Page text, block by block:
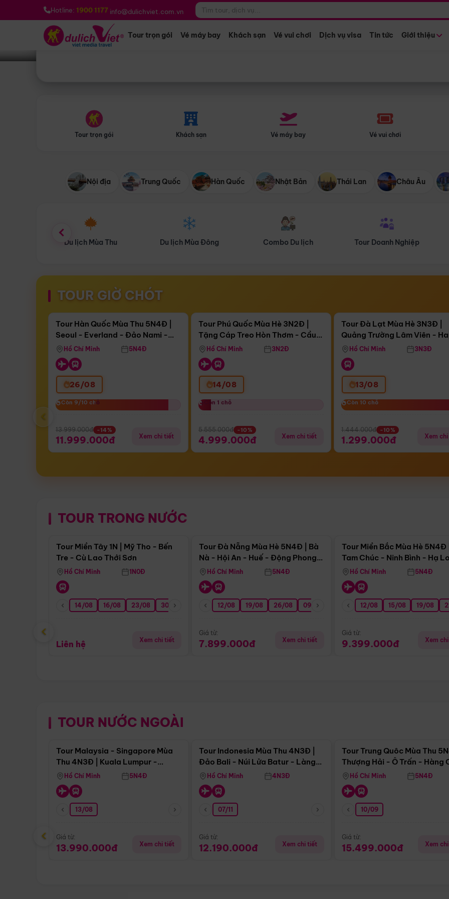
Hotline: 1900 1177 info@dulichviet.com.vn
Tour trọn gói Vé máy bay Khách sạn Vé vui chơi Dịch vụ visa Tin tức Giới thiệu
Bạn muốn đi đâu? *
Tour trọn gói Khách sạn Vé máy bay Vé vui chơi
Nội địa Trung Quốc Hàn Quốc Nhật Bản Thái Lan Châu Âu
Du lịch Mùa Đông Combo Du lịch Tour Doanh Nghiệp Du lịch Hành Hương
TOUR GIỜ CHÓT
Còn17 ngày 09:25:45
Bay Sun Phuquoc Airways
Điểm nổi bật
Tour Hàn Quốc Mùa Thu 5N4Đ |
Seoul - Everland - Đảo Nami -
Tháp Namsan (Bay Sun Phuquoc
Airways)
Hồ Chí Minh 5N4Đ
26/08
Còn 9/10 chỗ
Còn 9/10 chỗ
13.999.000đ -14%
11.999.000đ Xem chi tiết
Còn05 ngày 09:25:45
Tặng Cáp Treo Hòn Thơm
Tour Phú Quốc Mùa Hè 3N2Đ |
Tặng Cáp Treo Hòn Thơm - Cầu
Hôn - Công Viên Nước Aquatopia
Hồ Chí Minh 3N2Đ
14/08
Còn 1 chỗ
Còn 1 chỗ
5.555.000đ -10%
4.999.000đ Xem chi tiết
Còn04 ngày 09:25:45
Tour Đà Lạt Mùa Hè 3N3Đ |
Quảng Trường Lâm Viên -
Hill - Puppy Farm
Hồ Chí Minh 3N3Đ
13/08
Còn 10 chỗ
Còn 10 chỗ
1.444.000đ -10%
1.299.000đ Xem
‹
TOUR TRONG NƯỚC
Điểm nổi bật
Tour Miền Tây 1N | Mỹ Tho - Bến
Tre - Cù Lao Thới Sơn
Hồ Chí Minh 1N0Đ
14/08 16/08 23/08 30/08 06/09 13/09 20/09 27/09
Liên hệ Xem chi tiết
Tour Đà Nẵng Mùa Hè 5N4Đ | Bà
Nà - Hội An - Huế - Động Phong
NhaHồ Chí Minh 5N4Đ
12/08 19/08 26/08 09/09 16/09 23/09 30/09 07/10
Giá từ:
7.899.000đ Xem chi tiết
Tour Miền Bắc Mùa Hè 5N4Đ |
Tam Chúc - Ninh Bình - Hạ
Hồ Chí Minh 5N4Đ
12/08 15/08 19/08
Giá từ:
9.399.000đ Xem
‹
TOUR NƯỚC NGOÀI
Điểm nổi bật
Tour Malaysia - Singapore Mùa
Thu 4N3Đ | Kuala Lumpur -
Malacca - Johor Baru -
Singapore
Hồ Chí Minh 5N4Đ
13/08
Giá từ:
13.990.000đ Xem chi tiết
Tour Indonesia Mùa Thu 4N3Đ |
Đảo Bali - Núi Lửa Batur - Làng
Penglipuran
Hồ Chí Minh 4N3Đ
07/11
Giá từ:
12.190.000đ Xem chi tiết
Tour Trung Quôc Mùa Thu
Thượng Hải - Ô Trấn - Hàng
(Tour Không Shopping)
Hồ Chí Minh 5N4Đ
10/09
Giá từ:
15.499.000đ Xem
‹